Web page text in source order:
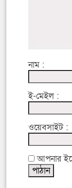
নাম :
ই-মেইল :
ওয়েবসাইট :
আপনার